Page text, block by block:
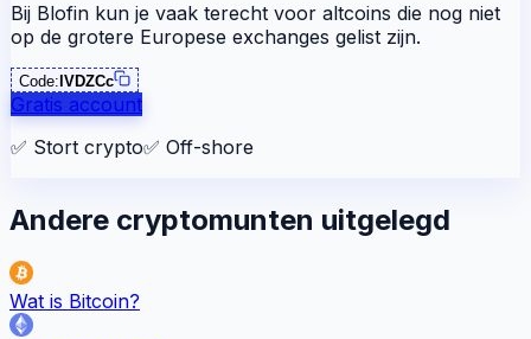
Bij Blofin kun je vaak terecht voor altcoins die nog niet
op de grotere Europese exchanges gelist zijn.
Code: lVDZCc
Gratis account
✅ Stort crypto✅ Off-shore
Andere cryptomunten uitgelegd
Wat is Bitcoin?